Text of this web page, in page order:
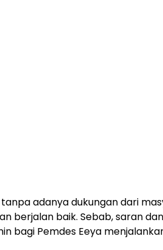
adanya dukungan dari
berjalan baik. Sebab, saran
bagi Pemdes Eeya